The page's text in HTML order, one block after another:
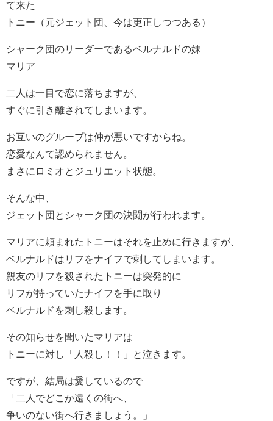
て来た
トニー（元ジェット団、今は更正しつつある）
シャーク団のリーダーであるベルナルドの妹
マリア
二人は一目で恋に落ちますが、
すぐに引き離されてしまいます。
お互いのグループは仲が悪いですからね。
恋愛なんて認められません。
まさにロミオとジュリエット状態。
そんな中、
ジェット団とシャーク団の決闘が行われます。
マリアに頼まれたトニーはそれを止めに行きますが、
ベルナルドはリフをナイフで刺してしまいます。
親友のリフを殺されたトニーは突発的に
リフが持っていたナイフを手に取り
ベルナルドを刺し殺します。
その知らせを聞いたマリアは
トニーに対し「人殺し！！」と泣きます。
ですが、結局は愛しているので
「二人でどこか遠くの街へ、
争いのない街へ行きましょう。」